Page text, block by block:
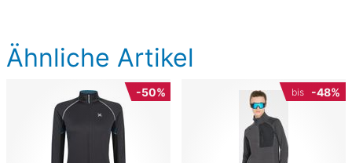
Ähnliche Artikel
-50% bis -48%